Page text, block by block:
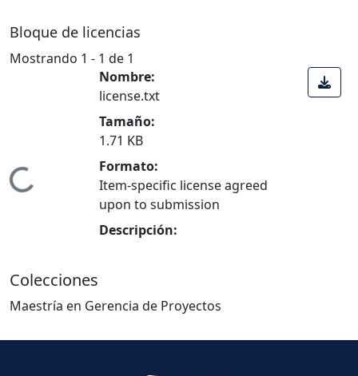
Bloque de licencias
Mostrando 1 - 1 de 1
Nombre:
license.txt
Tamaño:
1.71 KB
Formato:
Item-specific license agreed
upon to submission
Descripción:
Colecciones
Maestría en Gerencia de Proyectos